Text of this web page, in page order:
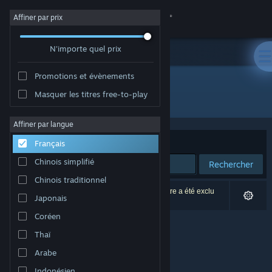
Se connecter
Magasin
À propos
Support
Changer la langue
Télécharger l'application mobile Steam
Voir version ordi. du site
Affiner par prix
N'importe quel prix
Promotions et évènements
Masquer les titres free-to-play
Affiner par langue
Français
Chinois simplifié
Chinois traditionnel
Japonais
Coréen
Thaï
Arabe
Développement : Your Average Studio
Trier par Pertinence
Rechercher
0 résultats correspondent à votre recherche. 1 titre a été exclu
selon vos préférences.